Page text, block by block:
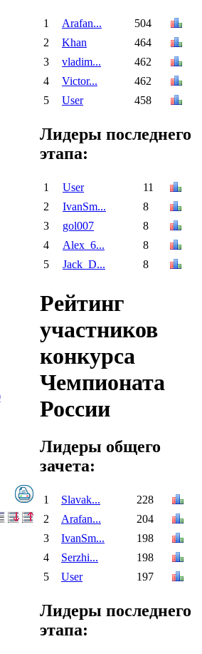
1 Arafan...
504
2
Khan
464
3
vladim...
462
4
Victor...
462
5
User 458
Лидеры последнего
этапа:
1 User
11
2
IvanSm...
8
3
gol007
8
4
Alex_6...
8
5
Jack_D... 8
Рейтинг
участников
конкурса
Чемпионата
России
Лидеры общего
зачета:
1 Slavak...
228
2
Arafan...
204
3
IvanSm...
198
4
Serzhi...
198
5
User 197
Лидеры последнего
этапа: